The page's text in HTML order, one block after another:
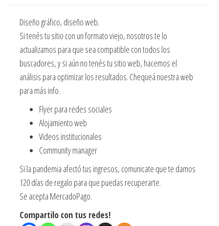
Diseño gráfico, diseño web.
Si tenés tu sitio con un formato viejo, nosotros te lo
actualizamos para que sea compatible con todos los
buscadores, y si aún no tenés tu sitio web, hacemos el
análisis para optimizar los resultados. Chequeá nuestra web
para más info.
Flyer para redes sociales
Alojamiento web
Videos institucionales
Community manager
Si la pandemia afectó tus ingresos, comunicate que te damos
120 días de regalo para que puedas recuperarte.
Se acepta MercadoPago.
Compartilo con tus redes!